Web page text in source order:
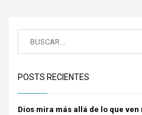
POSTS RECIENTES
Dios mira más allá de lo que ven